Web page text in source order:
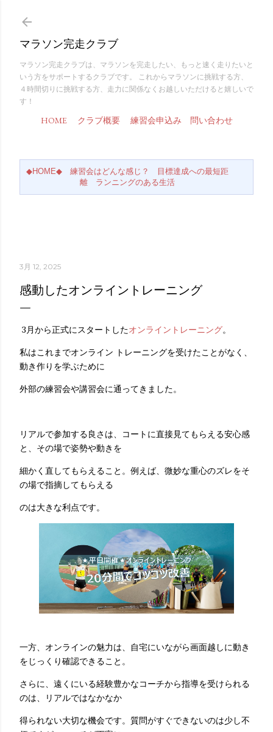
マラソン完走クラブ
マラソン完走クラブは、マラソンを完走したい、もっと速く走りたいと
いう方をサポートするクラブです。 これからマラソンに挑戦する方、
４時間切りに挑戦する方、走力に関係なくお越しいただけると嬉しいで
す！
HOME クラブ概要 練習会申込み 問い合わせ
◆HOME◆ 練習会はどんな感じ？
目標達成への最短距
離
ランニングのある生活
3月 12, 2025
感動したオンライントレーニング
3月から正式にスタートしたオンライントレーニング。
私はこれまでオンライン トレーニングを受けたことがなく、
動き作りを学ぶために
外部の練習会や講習会に通ってきました。
リアルで参加する良さは、コートに直接見てもらえる安心感
と、その場で姿勢や動きを
細かく直してもらえること。例えば、微妙な重心のズレをそ
の場で指摘してもらえる
のは大きな利点です。
一方、オンラインの魅力は、自宅にいながら画面越しに動き
をじっくり確認できること。
さらに、遠くにいる経験豊かなコーチから指導を受けられる
のは、リアルではなかなか
得られない大切な機会です。質問がすぐできないのは少し不